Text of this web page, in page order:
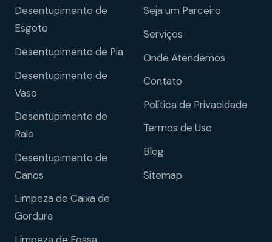
Desentupimento de
Esgoto
Desentupimento de Pia
Desentupimento de
Vaso
Desentupimento de
Ralo
Desentupimento de
Canos
Limpeza de Caixa de
Gordura
Seja um Parceiro
Serviços
Onde Atendemos
Contato
Política de Privacidade
Termos de Uso
Blog
Sitemap